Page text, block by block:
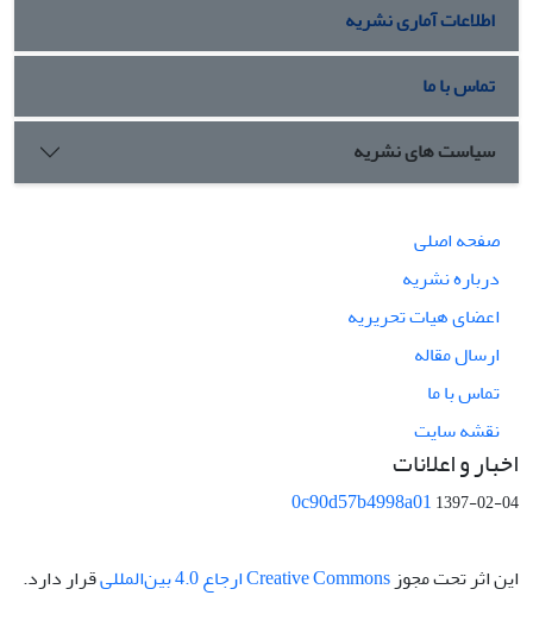
اطلاعات آماری نشریه
تماس با ما
سیاست های نشریه
صفحه اصلی
درباره نشریه
اعضای هیات تحریریه
ارسال مقاله
تماس با ما
نقشه سایت
اخبار و اعلانات
0c90d57b4998a011397-02-04
این اثر تحت مجوز Creative Commons ارجاع 4.0 بین‌المللی قرار دارد.